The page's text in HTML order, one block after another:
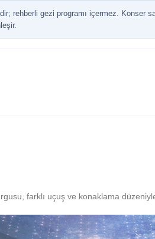
rehberli gezi programı içermez. Konser
farklı uçuş ve konaklama